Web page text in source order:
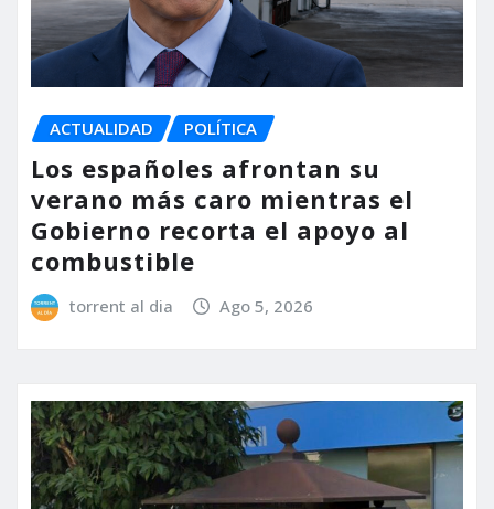
ACTUALIDAD POLÍTICA
Los españoles afrontan su
verano más caro mientras el
Gobierno recorta el apoyo al
combustible
torrent al dia Ago 5, 2026